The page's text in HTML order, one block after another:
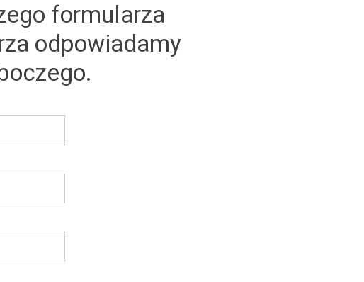
formularza
odpowiadamy